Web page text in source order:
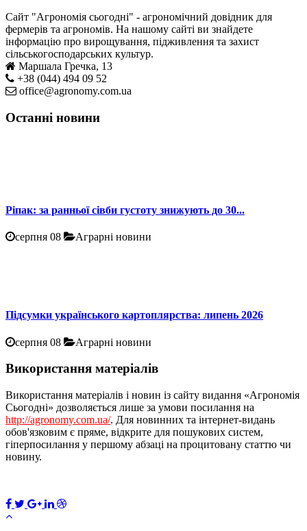
Сайт "Агрономія сьогодні" - агрономічний довідник для
фермерів та агрономів. На нашому сайті ви знайдете
інформацію про вирощування, підживлення та захист
сільськогосподарських культур.
Маршала Гречка, 13
+38 (044) 494 09 52
office@agronomy.com.ua
Останні новини
Ріпак: за ранньої сівби густоту знижують до 30...
серпня 08 Аграрні новини
Підсумки українського картоплярства: липень 2026
серпня 08 Аграрні новини
Використання матеріалів
Використання матеріалів і новин із сайту видання «Агрономія
Сьогодні» дозволяється лише за умови посилання на
http://agronomy.com.ua/. Для новинних та інтернет-видань
обов'язковим є пряме, відкрите для пошукових систем,
гіперпосилання у першому абзаці на процитовану статтю чи
новину.